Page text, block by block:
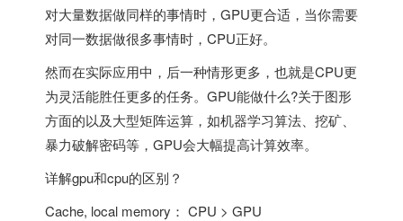
对大量数据做同样的事情时，GPU更合适，当你需要
对同一数据做很多事情时，CPU正好。
然而在实际应用中，后一种情形更多，也就是CPU更
为灵活能胜任更多的任务。GPU能做什么?关于图形
方面的以及大型矩阵运算，如机器学习算法、挖矿、
暴力破解密码等，GPU会大幅提高计算效率。
详解gpu和cpu的区别？
Cache, local memory： CPU > GPU